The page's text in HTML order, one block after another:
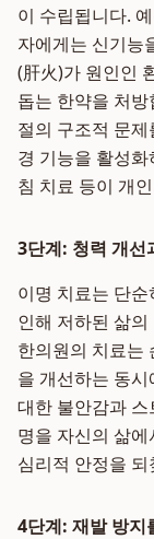
이 수립됩니다.
자에게는 신기능
(肝火)가 원인인
돕는 한약을 처
절의 구조적 문
경 기능을 활성
침 치료 등이 개
3단계: 청력 개선
이명 치료는 단
인해 저하된 삶
한의원의 치료는
을 개선하는 동
대한 불안감과
명을 자신의 삶
심리적 안정을
4단계: 재발 방지